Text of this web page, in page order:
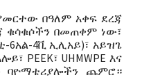
በዓለም አቀፍ ደረጃ
ቁሳቁሶችን በመጠቀም ነው፣
6አል-4ቪ ኢሊአይ)፣ አይዝጌ
PEEK፣ UHMWPE እና
ባዮማቴሪያሎችን ጨምሮ።